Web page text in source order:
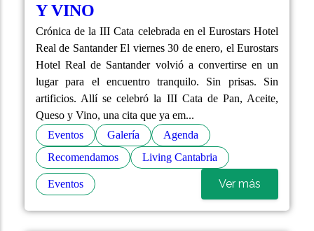
Y VINO
Crónica de la III Cata celebrada en el Eurostars Hotel
Real de Santander El viernes 30 de enero, el Eurostars
Hotel Real de Santander volvió a convertirse en un
lugar para el encuentro tranquilo. Sin prisas. Sin
artificios. Allí se celebró la III Cata de Pan, Aceite,
Queso y Vino, una cita que ya em...
Eventos
Galería
Agenda
Recomendamos
Living Cantabria
Eventos Ver más